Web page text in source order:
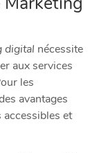
digital nécessite
aux services
les
avantages
et